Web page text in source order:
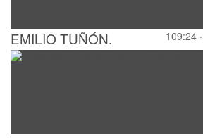
EMILIO TUÑÓN.
IGUALDAD Y
109:24